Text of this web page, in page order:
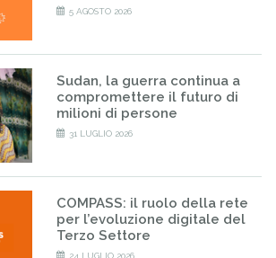
5 AGOSTO 2026
Sudan, la guerra continua a
compromettere il futuro di
milioni di persone
31 LUGLIO 2026
COMPASS: il ruolo della rete
per l’evoluzione digitale del
Terzo Settore
24 LUGLIO 2026